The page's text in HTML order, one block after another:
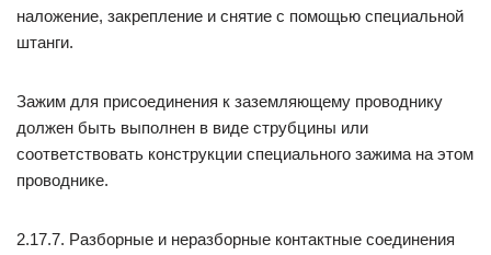
наложение, закрепление и снятие с помощью специальной
штанги.
Зажим для присоединения к заземляющему проводнику
должен быть выполнен в виде струбцины или
соответствовать конструкции специального зажима на этом
проводнике.
2.17.7. Разборные и неразборные контактные соединения